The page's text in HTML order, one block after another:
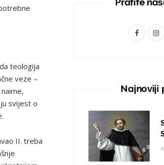
teologija
veze –
svijest o
II. treba
F
k
I
t
r
a
Najnoviji